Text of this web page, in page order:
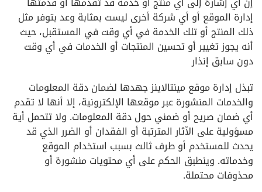
إدارة الموقع أو أي شركة أخرى ليست بمثابة وعد بتوفر مثل
ذلك المنتج أو تلك الخدمة في أي وقت في المستقبل، حيث
أنه يجوز تغيير أو تحسين المنتجات أو الخدمات في أي وقت
دون سابق إنذار
تبذل إدارة موقع مينتالاينز جهدها لضمان دقة المعلومات
والخدمات المنشورة عبر موقعها الإلكترونية، إلا أنها لا تقدم
أي ضمان صريح أو ضمني حول دقة المعلومات. ولا تتحمل أية
مسؤولية على الآثار المترتبة أو الفقدان أو الضرر الذي قد
يحدث للمستخدم أو طرف ثالث بسبب استخدام الموقع
وخدماته. وينطبق الحكم على أي محتويات منشورة أو
محذوفات محتملة.